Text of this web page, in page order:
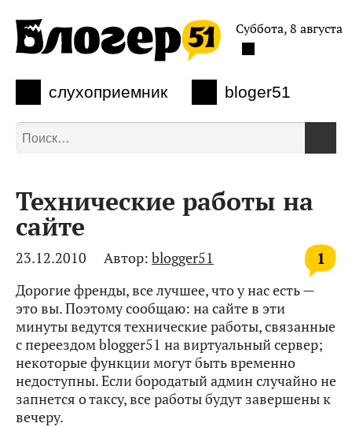
слухоприемник bloger51
Суббота, 8 августа
Технические работы на
сайте
1
23.12.2010 Автор: blogger51
Дорогие френды, все лучшее, что у нас есть —
это вы. Поэтому сообщаю: на сайте в эти
минуты ведутся технические работы, связанные
с переездом blogger51 на виртуальный сервер;
некоторые функции могут быть временно
недоступны. Если бородатый админ случайно не
запнется о таксу, все работы будут завершены к
вечеру.